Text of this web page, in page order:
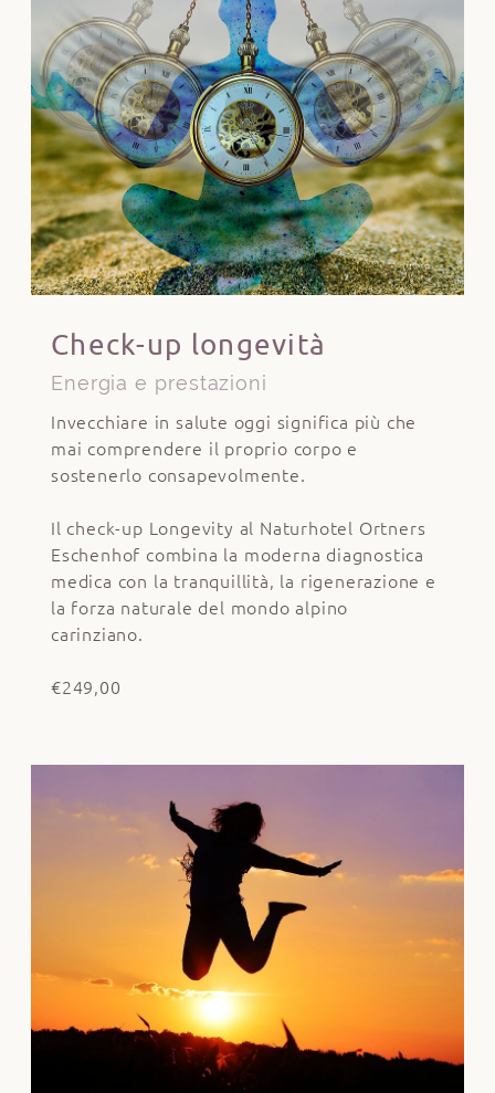
Check-up longevità
Energia e prestazioni
Invecchiare in salute oggi significa più che
mai comprendere il proprio corpo e
sostenerlo consapevolmente.
Il check-up Longevity al Naturhotel Ortners
Eschenhof combina la moderna diagnostica
medica con la tranquillità, la rigenerazione e
la forza naturale del mondo alpino
carinziano.
€249,00